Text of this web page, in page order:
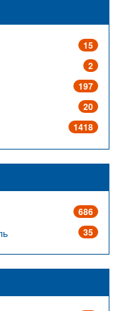
15
2
197
20
1418
686
35